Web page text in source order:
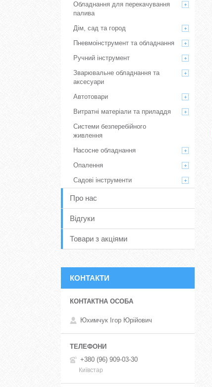
Обладнання для перекачування
палива
Дім, сад та город
Пневмоінструмент та обладнання
Ручний інструмент
Зварювальне обладнання та
аксесуари
Автотовари
Витратні матеріали та приладдя
Системи безперебійного
живлення
Насосне обладнання
Опалення
Садові інструменти
Про нас
Відгуки
Товари з акціями
КОНТАКТИ
Юхимчук Ігор Юрійович
+380 (96) 909-03-30
Київстар